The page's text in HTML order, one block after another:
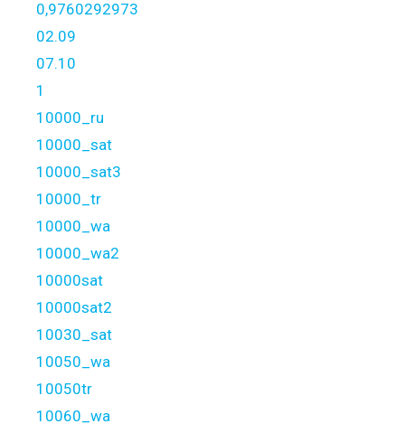
0,9760292973
02.09
07.10
1
10000_ru
10000_sat
10000_sat3
10000_tr
10000_wa
10000_wa2
10000sat
10000sat2
10030_sat
10050_wa
10050tr
10060_wa